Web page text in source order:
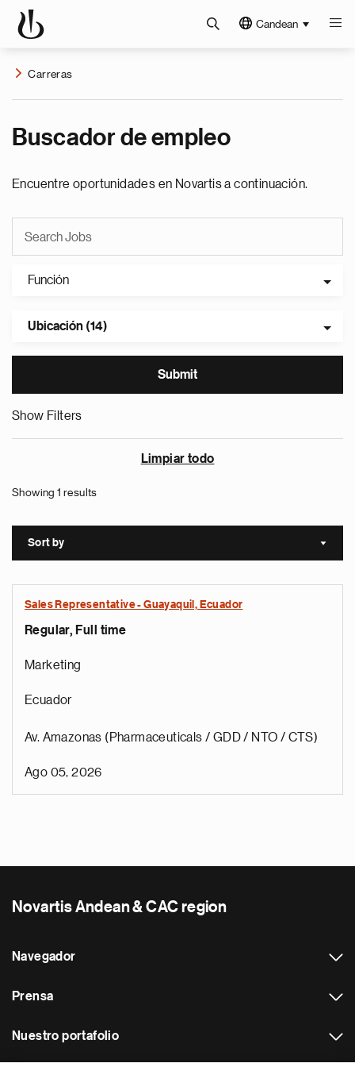
Candean
Carreras
Buscador de empleo
Encuentre oportunidades en Novartis a continuación.
Función
Ubicación (14)
Show Filters
Limpiar todo
Showing 1 results
Sort by Sort
Sales Representative - Guayaquil, Ecuador
Regular, Full time
Marketing
Ecuador
Av. Amazonas (Pharmaceuticals / GDD / NTO / CTS)
Ago 05, 2026
Novartis Andean & CAC region
Navegador
Prensa
Nuestro portafolio